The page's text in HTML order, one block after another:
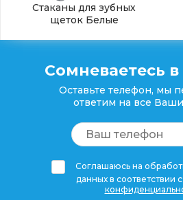
Стаканы для зубных
щеток Белые
Сомневаетесь
Оставьте телефон, мы
ответим на все
Соглашаюсь на
данных в соответствии с